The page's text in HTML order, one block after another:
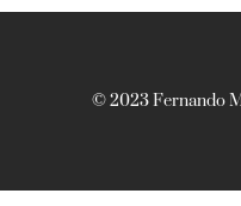
© 2023 Fernando